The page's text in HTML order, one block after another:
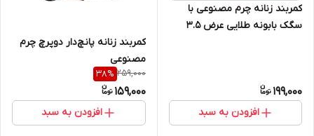
کمربند زنانه چرم مصنوعی با
سگک بابونه طلایی عرض ۳.۵
199,000
افزودن به سبد
کمربند زنانه پانچ‌دار دوپرچ چرم
مصنوعی
259,000
38%
159,000
افزودن به سبد